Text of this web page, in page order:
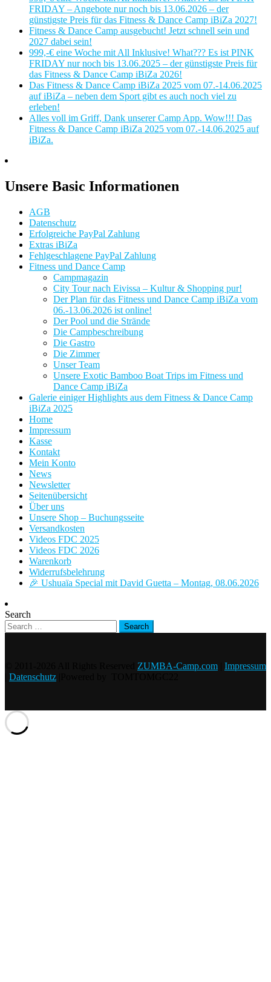
FRIDAY – Angebote nur noch bis 13.06.2026 – der
günstigste Preis für das Fitness & Dance Camp iBiZa 2027!
Fitness & Dance Camp ausgebucht! Jetzt schnell sein und
2027 dabei sein!
999,-€ eine Woche mit All Inklusive! What??? Es ist PINK
FRIDAY nur noch bis 13.06.2025 – der günstigste Preis für
das Fitness & Dance Camp iBiZa 2026!
Das Fitness & Dance Camp iBiZa 2025 vom 07.-14.06.2025
auf iBiZa – neben dem Sport gibt es auch noch viel zu
erleben!
Alles voll im Griff, Dank unserer Camp App. Wow!!! Das
Fitness & Dance Camp iBiZa 2025 vom 07.-14.06.2025 auf
iBiZa.
Unsere Basic Informationen
AGB
Datenschutz
Erfolgreiche PayPal Zahlung
Extras iBiZa
Fehlgeschlagene PayPal Zahlung
Fitness und Dance Camp
Campmagazin
City Tour nach Eivissa – Kultur & Shopping pur!
Der Plan für das Fitness und Dance Camp iBiZa vom
06.-13.06.2026 ist online!
Der Pool und die Strände
Die Campbeschreibung
Die Gastro
Die Zimmer
Unser Team
Unsere Exotic Bamboo Boat Trips im Fitness und
Dance Camp iBiZa
Galerie einiger Highlights aus dem Fitness & Dance Camp
iBiZa 2025
Home
Impressum
Kasse
Kontakt
Mein Konto
News
Newsletter
Seitenübersicht
Über uns
Unsere Shop – Buchungsseite
Versandkosten
Videos FDC 2025
Videos FDC 2026
Warenkorb
Widerrufsbelehrung
🎉 Ushuaïa Special mit David Guetta – Montag, 08.06.2026
Search
ZUMBA-Camp.com
Impressum
Datenschutz